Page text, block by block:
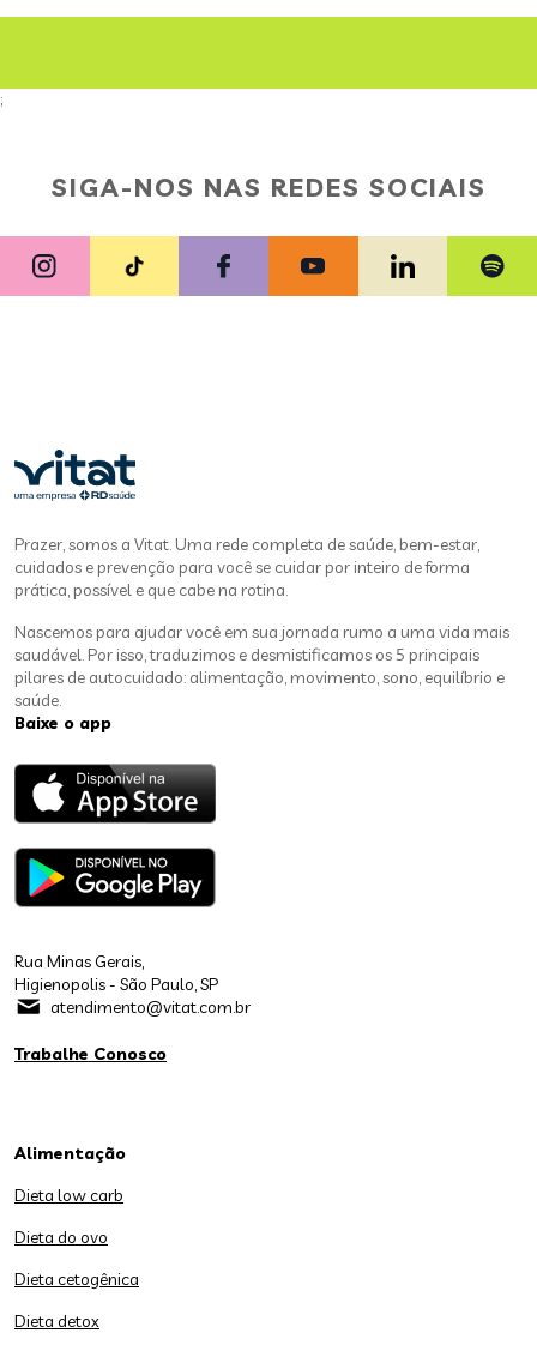
;
SIGA-NOS NAS REDES SOCIAIS
Prazer, somos a Vitat. Uma rede completa de saúde, bem-estar,
cuidados e prevenção para você se cuidar por inteiro de forma
prática, possível e que cabe na rotina.
Nascemos para ajudar você em sua jornada rumo a uma vida mais
saudável. Por isso, traduzimos e desmistificamos os 5 principais
pilares de autocuidado: alimentação, movimento, sono, equilíbrio e
saúde.
Baixe o app
Rua Minas Gerais,
Higienopolis - São Paulo, SP
atendimento@vitat.com.br
Trabalhe Conosco
Alimentação
Dieta low carb
Dieta do ovo
Dieta cetogênica
Dieta detox